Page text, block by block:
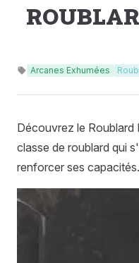
Arcanes Exhumées
Découvrez le
classe de roublard qui
renforcer ses capacités.